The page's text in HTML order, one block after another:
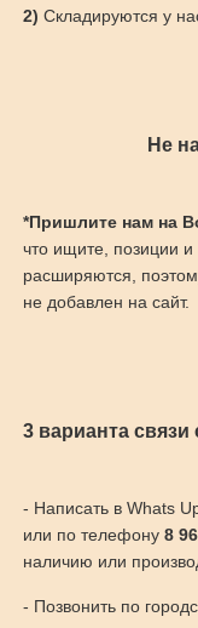
2) Складируются у
Не
*Пришлите нам на
что ищите, позиции и
расширяются,
не добавлен на сайт.
3 варианта связи
- Написать в Whats
или по телефону 8
наличию или
- Позвонить по